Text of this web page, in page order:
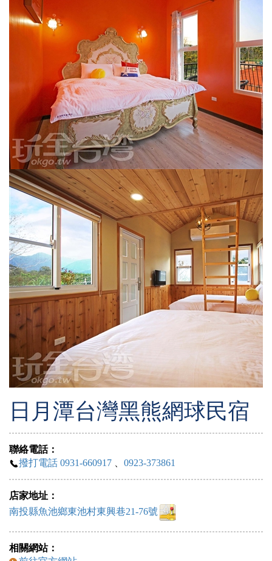
日月潭台灣黑熊網球民宿
聯絡電話：
撥打電話 0931-660917
0923-373861
店家地址：
南投縣魚池鄉東池村東興巷21-76號
相關網站：